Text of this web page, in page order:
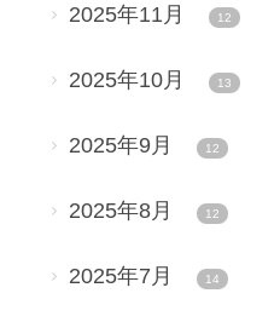
2025年11月 12
2025年10月 13
2025年9月 12
2025年8月 12
2025年7月 14